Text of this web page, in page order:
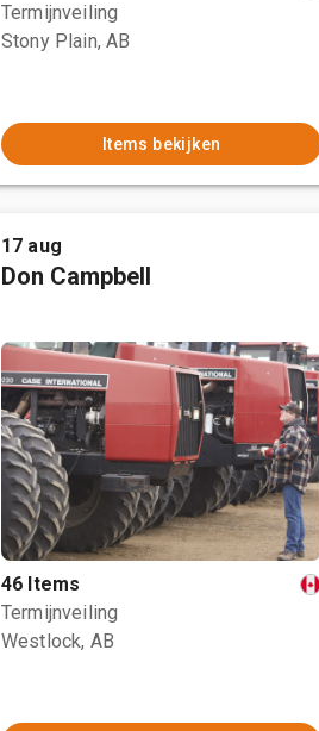
Termijnveiling
Stony Plain, AB
Items bekijken
17 aug
Don Campbell
46 Items
Termijnveiling
Westlock, AB